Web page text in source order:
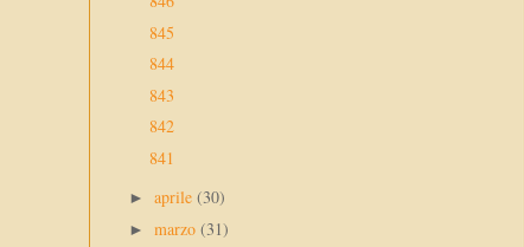
845
844
843
842
841
► aprile (30)
► marzo (31)